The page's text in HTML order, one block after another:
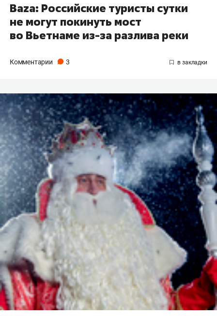
Baza: Российские туристы сутки
не могут покинуть мост
во Вьетнаме из-за разлива реки
Комментарии 3